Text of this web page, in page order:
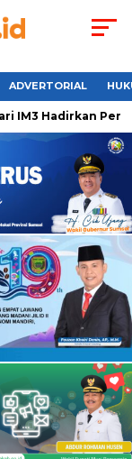
ADVERTORIAL